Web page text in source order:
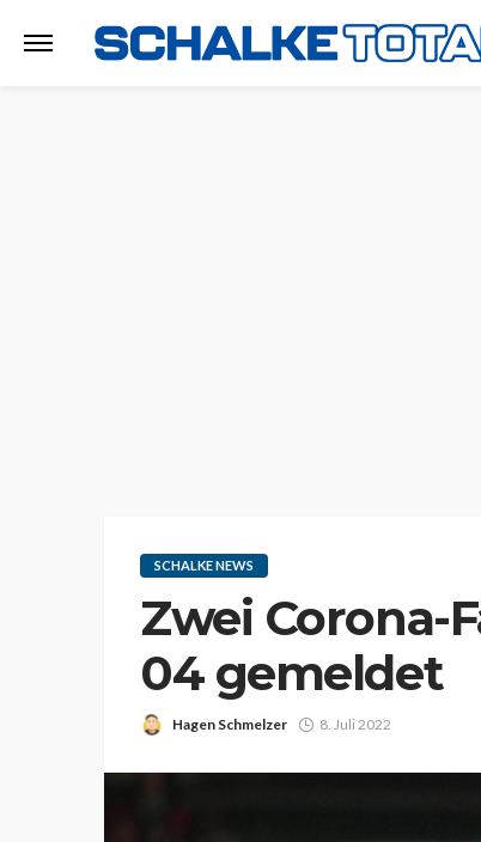
SCHALKE NEWS
Zwei Corona-
04 gemeldet
Hagen Schmelzer 8. Juli 2022